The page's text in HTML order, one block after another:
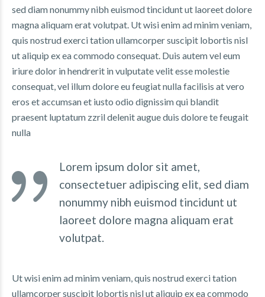
sed diam nonummy nibh euismod tincidunt ut laoreet dolore
magna aliquam erat volutpat. Ut wisi enim ad minim veniam,
quis nostrud exerci tation ullamcorper suscipit lobortis nisl
ut aliquip ex ea commodo consequat. Duis autem vel eum
iriure dolor in hendrerit in vulputate velit esse molestie
consequat, vel illum dolore eu feugiat nulla facilisis at vero
eros et accumsan et iusto odio dignissim qui blandit
praesent luptatum zzril delenit augue duis dolore te feugait
nulla
Lorem ipsum dolor sit amet,
consectetuer adipiscing elit, sed diam
nonummy nibh euismod tincidunt ut
laoreet dolore magna aliquam erat
volutpat.
Ut wisi enim ad minim veniam, quis nostrud exerci tation
ullamcorper suscipit lobortis nisl ut aliquip ex ea commodo